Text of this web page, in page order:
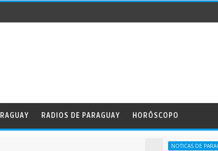
RADIOS DE PARAGUAY HORÓSCOPO
NOTICAS DE PARAGUAY